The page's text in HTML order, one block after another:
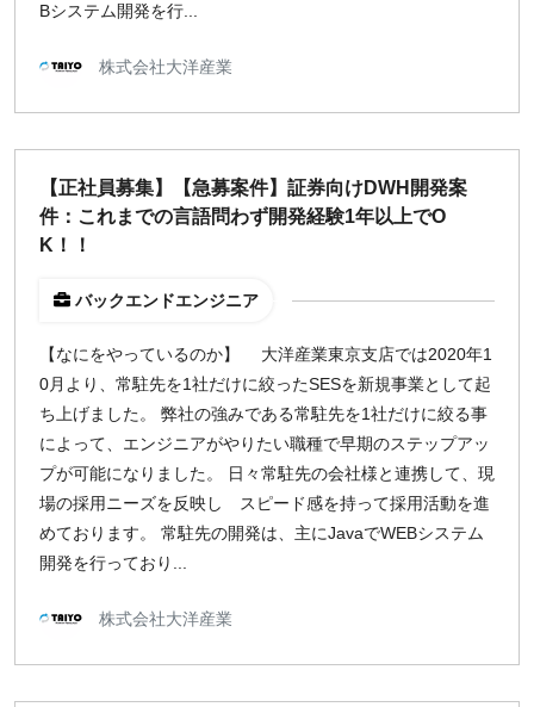
Bシステム開発を行...
株式会社大洋産業
【正社員募集】【急募案件】証券向けDWH開発案
件：これまでの言語問わず開発経験1年以上でO
K！！
バックエンドエンジニア
【なにをやっているのか】 大洋産業東京支店では2020年1
0月より、常駐先を1社だけに絞ったSESを新規事業として起
ち上げました。 弊社の強みである常駐先を1社だけに絞る事
によって、エンジニアがやりたい職種で早期のステップアッ
プが可能になりました。 日々常駐先の会社様と連携して、現
場の採用ニーズを反映し スピード感を持って採用活動を進
めております。 常駐先の開発は、主にJavaでWEBシステム
開発を行っており...
株式会社大洋産業